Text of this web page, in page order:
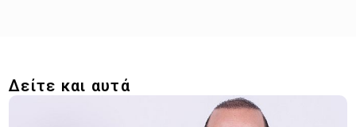
Δείτε και αυτά